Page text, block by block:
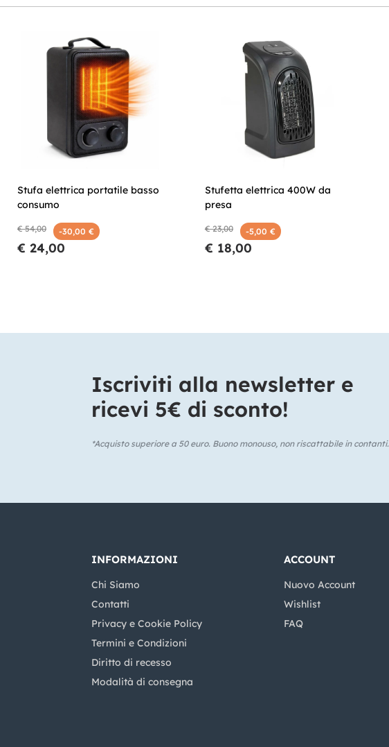
Stufa elettrica portatile basso
consumo
€ 54,00 -30,00 €
€ 24,00
Stufetta elettrica 400W da
presa
€ 23,00 -5,00 €
€ 18,00
Iscriviti alla newsletter e
ricevi 5€ di sconto!​
*Acquisto superiore a 50 euro. Buono monouso, non riscattabile in contanti.
INFORMAZIONI
Chi Siamo
Contatti
Privacy e Cookie Policy
Termini e Condizioni
Diritto di recesso
Modalità di consegna
ACCOUNT
Nuovo Account
Wishlist
FAQ